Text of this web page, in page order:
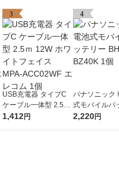
3
USB充電器 タイプC
ケーブル一体型 2.5ｍ
12W ホワイトフェイ
1,412円
4
パナソニック
式モバイルバ
BH-BZ40K 1
2,220円